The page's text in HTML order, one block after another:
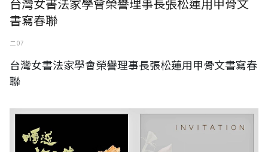
書寫春聯
二 07
台灣女書法家學會榮譽理事長張松蓮用甲骨文書寫春
聯